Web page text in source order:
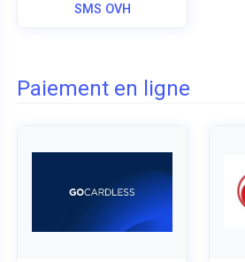
SMS OVH
Paiement en ligne